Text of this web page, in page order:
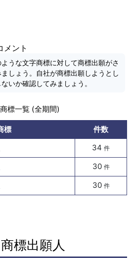
メント
ような文字商標に対して商標出願がさ
しょう。自社が商標出願しようとし
いか確認してみましょう。
標一覧 (全期間)
標
件数
34 件
30 件
30 件
標出願人